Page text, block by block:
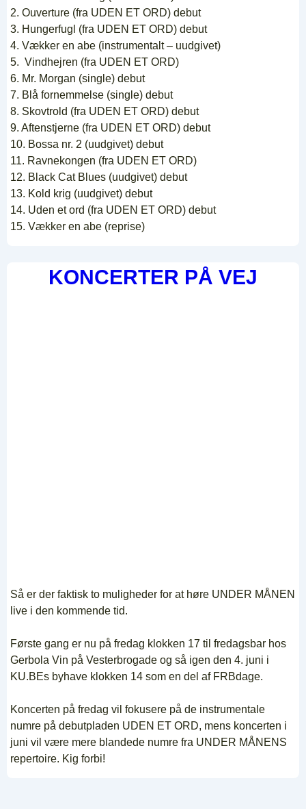
2. Ouverture (fra UDEN ET ORD) debut
3. Hungerfugl (fra UDEN ET ORD) debut
4. Vækker en abe (instrumentalt – uudgivet)
5. Vindhejren (fra UDEN ET ORD)
6. Mr. Morgan (single) debut
7. Blå fornemmelse (single) debut
8. Skovtrold (fra UDEN ET ORD) debut
9. Aftenstjerne (fra UDEN ET ORD) debut
10. Bossa nr. 2 (uudgivet) debut
11. Ravnekongen (fra UDEN ET ORD)
12. Black Cat Blues (uudgivet) debut
13. Kold krig (uudgivet) debut
14. Uden et ord (fra UDEN ET ORD) debut
15. Vækker en abe (reprise)
KONCERTER PÅ VEJ
Så er der faktisk to muligheder for at høre UNDER MÅNEN
live i den kommende tid.
Første gang er nu på fredag klokken 17 til fredagsbar hos
Gerbola Vin på Vesterbrogade og så igen den 4. juni i
KU.BEs byhave klokken 14 som en del af FRBdage.
Koncerten på fredag vil fokusere på de instrumentale
numre på debutpladen UDEN ET ORD, mens koncerten i
juni vil være mere blandede numre fra UNDER MÅNENS
repertoire. Kig forbi!